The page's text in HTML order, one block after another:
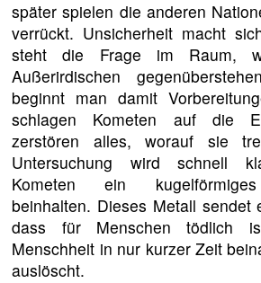
später spielen die anderen
verrückt. Unsicherheit macht
steht die Frage im Raum,
Außerirdischen
beginnt man damit
schlagen Kometen auf die
zerstören alles, worauf sie
Untersuchung wird schnell
Kometen ein
beinhalten. Dieses Metall sendet
dass für Menschen tödlich
Menschheit in nur kurzer Zeit
auslöscht.